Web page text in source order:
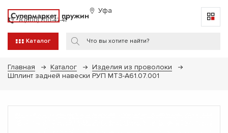
Супермаркет пружин Уфа
8 (800) 700-47-41
Каталог
Главная Каталог
Изделия из проволоки
Шплинт задней навески РУП МТЗ-А61.07.001